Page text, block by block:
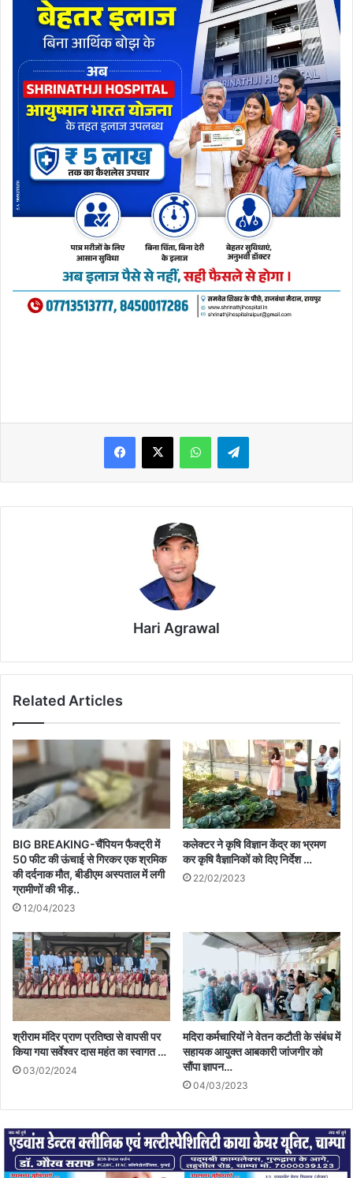
WhatsAppTelegram
Hari Agrawal
Related Articles
BIG BREAKING-चैंपियन फैक्ट्री में
50 फीट की ऊंचाई से गिरकर एक श्रमिक
की दर्दनाक मौत, बीडीएम अस्पताल में लगी
ग्रामीणों की भीड़..
12/04/2023
कलेक्टर ने कृषि विज्ञान केंद्र का भ्रमण
कर कृषि वैज्ञानिकों को दिए निर्देश …
22/02/2023
श्रीराम मंदिर प्राण प्रतिष्ठा से वापसी पर
किया गया सर्वेश्वर दास महंत का स्वागत …
03/02/2024
मदिरा कर्मचारियों ने वेतन कटौती के संबंध में
सहायक आयुक्त आबकारी जांजगीर को
सौंपा ज्ञापन…
04/03/2023